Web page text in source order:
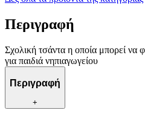
Περιγραφή
Σχολική τσάντα η οποία μπορεί να
για παιδιά νηπιαγωγείου
Περιγραφή
+